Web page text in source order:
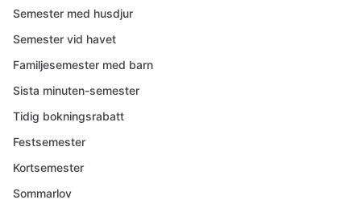
Semester med husdjur
Semester vid havet
Familjesemester med barn
Sista minuten-semester
Tidig bokningsrabatt
Festsemester
Kortsemester
Sommarlov